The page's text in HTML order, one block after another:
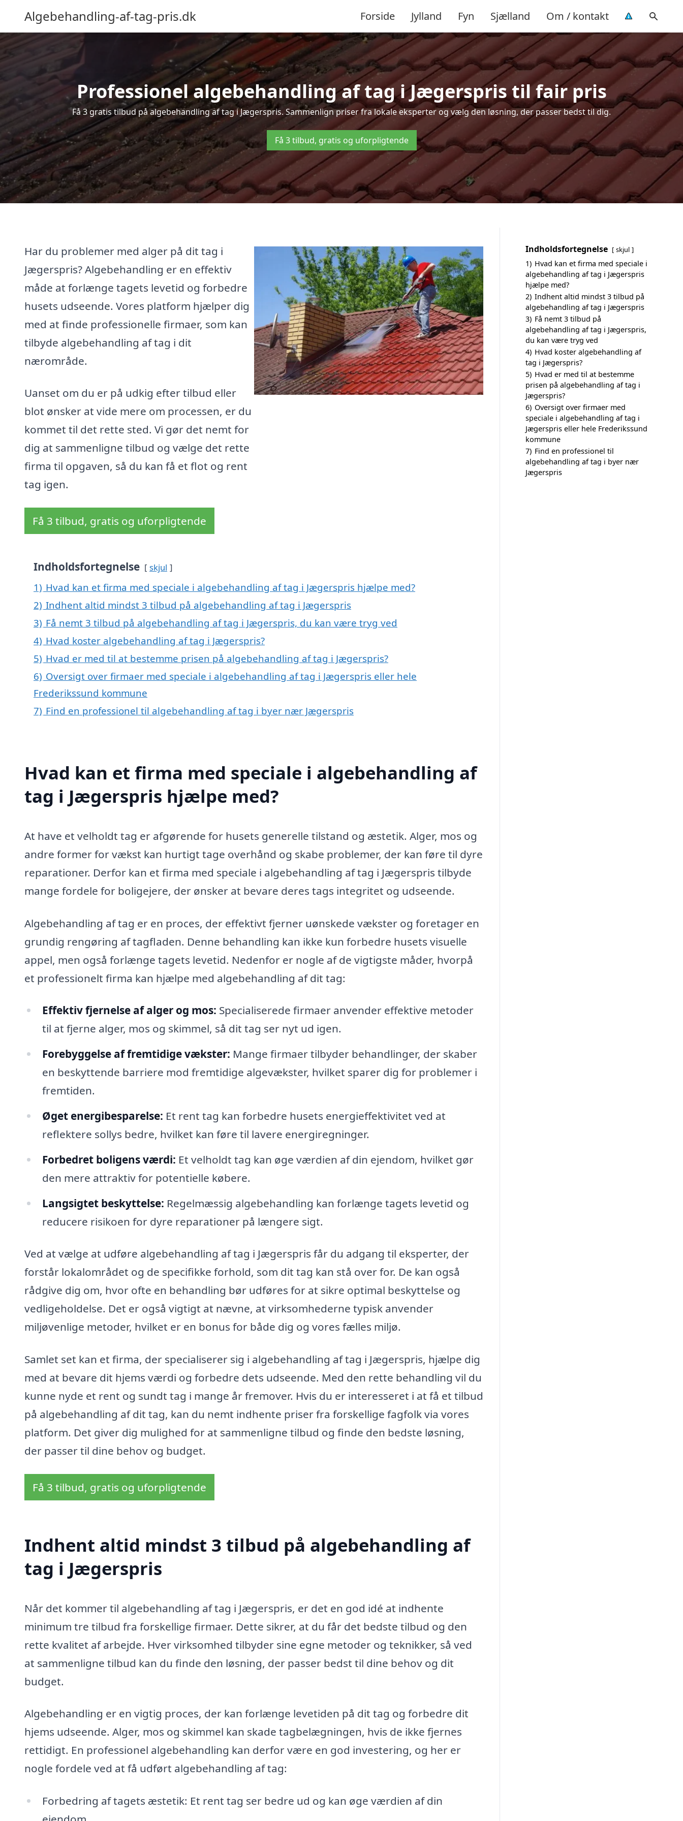
Algebehandling-af-tag-pris.dk Forside Jylland Fyn Sjælland Om / kontakt
Professionel algebehandling af tag i Jægerspris til fair pris
Få 3 gratis tilbud på algebehandling af tag i Jægerspris. Sammenlign priser fra lokale eksperter og vælg den løsning, der passer bedst til dig.
Få 3 tilbud, gratis og uforpligtende
Har du problemer med alger på dit tag i
Jægerspris? Algebehandling er en effektiv
måde at forlænge tagets levetid og forbedre
husets udseende. Vores platform hjælper dig
med at finde professionelle firmaer, som kan
tilbyde algebehandling af tag i dit
nærområde.
Uanset om du er på udkig efter tilbud eller
blot ønsker at vide mere om processen, er du
kommet til det rette sted. Vi gør det nemt for
dig at sammenligne tilbud og vælge det rette
firma til opgaven, så du kan få et flot og rent
tag igen.
Få 3 tilbud, gratis og uforpligtende
Indholdsfortegnelse skjul
1) Hvad kan et firma med speciale i algebehandling af tag i Jægerspris hjælpe med?
2) Indhent altid mindst 3 tilbud på algebehandling af tag i Jægerspris
3) Få nemt 3 tilbud på algebehandling af tag i Jægerspris, du kan være tryg ved
4) Hvad koster algebehandling af tag i Jægerspris?
5) Hvad er med til at bestemme prisen på algebehandling af tag i Jægerspris?
6) Oversigt over firmaer med speciale i algebehandling af tag i Jægerspris eller hele
Frederikssund kommune
7) Find en professionel til algebehandling af tag i byer nær Jægerspris
Hvad kan et firma med speciale i algebehandling af
tag i Jægerspris hjælpe med?
At have et velholdt tag er afgørende for husets generelle tilstand og æstetik. Alger, mos og
andre former for vækst kan hurtigt tage overhånd og skabe problemer, der kan føre til dyre
reparationer. Derfor kan et firma med speciale i algebehandling af tag i Jægerspris tilbyde
mange fordele for boligejere, der ønsker at bevare deres tags integritet og udseende.
Algebehandling af tag er en proces, der effektivt fjerner uønskede vækster og foretager en
grundig rengøring af tagfladen. Denne behandling kan ikke kun forbedre husets visuelle
appel, men også forlænge tagets levetid. Nedenfor er nogle af de vigtigste måder, hvorpå
et professionelt firma kan hjælpe med algebehandling af dit tag:
Effektiv fjernelse af alger og mos: Specialiserede firmaer anvender effektive metoder
til at fjerne alger, mos og skimmel, så dit tag ser nyt ud igen.
Forebyggelse af fremtidige vækster: Mange firmaer tilbyder behandlinger, der skaber
en beskyttende barriere mod fremtidige algevækster, hvilket sparer dig for problemer i
fremtiden.
Øget energibesparelse: Et rent tag kan forbedre husets energieffektivitet ved at
reflektere sollys bedre, hvilket kan føre til lavere energiregninger.
Forbedret boligens værdi: Et velholdt tag kan øge værdien af din ejendom, hvilket gør
den mere attraktiv for potentielle købere.
Langsigtet beskyttelse: Regelmæssig algebehandling kan forlænge tagets levetid og
reducere risikoen for dyre reparationer på længere sigt.
Ved at vælge at udføre algebehandling af tag i Jægerspris får du adgang til eksperter, der
forstår lokalområdet og de specifikke forhold, som dit tag kan stå over for. De kan også
rådgive dig om, hvor ofte en behandling bør udføres for at sikre optimal beskyttelse og
vedligeholdelse. Det er også vigtigt at nævne, at virksomhederne typisk anvender
miljøvenlige metoder, hvilket er en bonus for både dig og vores fælles miljø.
Samlet set kan et firma, der specialiserer sig i algebehandling af tag i Jægerspris, hjælpe dig
med at bevare dit hjems værdi og forbedre dets udseende. Med den rette behandling vil du
kunne nyde et rent og sundt tag i mange år fremover. Hvis du er interesseret i at få et tilbud
på algebehandling af dit tag, kan du nemt indhente priser fra forskellige fagfolk via vores
platform. Det giver dig mulighed for at sammenligne tilbud og finde den bedste løsning,
der passer til dine behov og budget.
Få 3 tilbud, gratis og uforpligtende
Indhent altid mindst 3 tilbud på algebehandling af
tag i Jægerspris
Når det kommer til algebehandling af tag i Jægerspris, er det en god idé at indhente
minimum tre tilbud fra forskellige firmaer. Dette sikrer, at du får det bedste tilbud og den
rette kvalitet af arbejde. Hver virksomhed tilbyder sine egne metoder og teknikker, så ved
at sammenligne tilbud kan du finde den løsning, der passer bedst til dine behov og dit
budget.
Algebehandling er en vigtig proces, der kan forlænge levetiden på dit tag og forbedre dit
hjems udseende. Alger, mos og skimmel kan skade tagbelægningen, hvis de ikke fjernes
rettidigt. En professionel algebehandling kan derfor være en god investering, og her er
nogle fordele ved at få udført algebehandling af tag:
Forbedring af tagets æstetik: Et rent tag ser bedre ud og kan øge værdien af din
Indholdsfortegnelse skjul
1) Hvad kan et firma med speciale i
algebehandling af tag i Jægerspris
hjælpe med?
2) Indhent altid mindst 3 tilbud på
algebehandling af tag i Jægerspris
3) Få nemt 3 tilbud på
algebehandling af tag i Jægerspris,
du kan være tryg ved
4) Hvad koster algebehandling af
tag i Jægerspris?
5) Hvad er med til at bestemme
prisen på algebehandling af tag i
Jægerspris?
6) Oversigt over firmaer med
speciale i algebehandling af tag i
Jægerspris eller hele Frederikssund
kommune
7) Find en professionel til
algebehandling af tag i byer nær
Jægerspris